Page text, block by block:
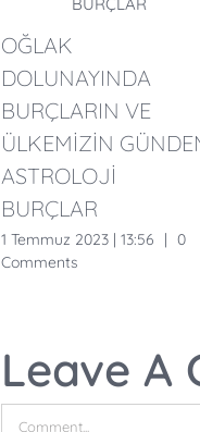
OĞLAK
DOLUNAYINDA
BURÇLARIN VE
ÜLKEMİZİN
ASTROLOJİ
BURÇLAR
1 Temmuz 2023 | 13:56 | 0
Comments
Leave A
Comment